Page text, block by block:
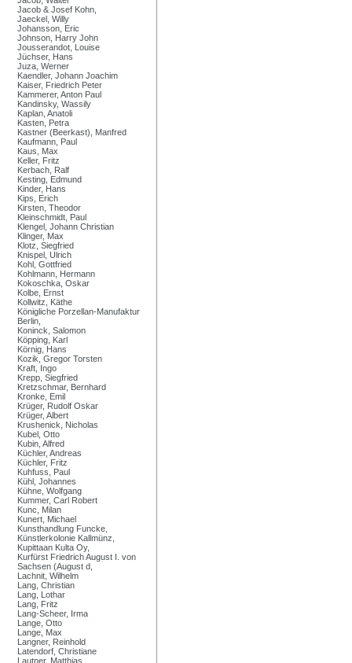
Jacob & Josef Kohn,
Jaeckel, Willy
Johansson, Eric
Johnson, Harry John
Jousserandot, Louise
Jüchser, Hans
Juza, Werner
Kaendler, Johann Joachim
Kaiser, Friedrich Peter
Kammerer, Anton Paul
Kandinsky, Wassily
Kaplan, Anatoli
Kasten, Petra
Kastner (Beerkast), Manfred
Kaufmann, Paul
Kaus, Max
Keller, Fritz
Kerbach, Ralf
Kesting, Edmund
Kinder, Hans
Kips, Erich
Kirsten, Theodor
Kleinschmidt, Paul
Klengel, Johann Christian
Klinger, Max
Klotz, Siegfried
Knispel, Ulrich
Kohl, Gottfried
Kohlmann, Hermann
Kokoschka, Oskar
Kolbe, Ernst
Kollwitz, Käthe
Königliche Porzellan-Manufaktur
Berlin,
Koninck, Salomon
Köpping, Karl
Körnig, Hans
Kozik, Gregor Torsten
Kraft, Ingo
Krepp, Siegfried
Kretzschmar, Bernhard
Kronke, Emil
Krüger, Rudolf Oskar
Krüger, Albert
Krushenick, Nicholas
Kubel, Otto
Kubin, Alfred
Küchler, Andreas
Küchler, Fritz
Kuhfuss, Paul
Kühl, Johannes
Kühne, Wolfgang
Kummer, Carl Robert
Kunc, Milan
Kunert, Michael
Kunsthandlung Funcke,
Künstlerkolonie Kallmünz,
Kupittaan Kulta Oy,
Kurfürst Friedrich August I. von
Sachsen (August d,
Lachnit, Wilhelm
Lang, Christian
Lang, Lothar
Lang, Fritz
Lang-Scheer, Irma
Lange, Otto
Lange, Max
Langner, Reinhold
Latendorf, Christiane
Lautner, Matthias